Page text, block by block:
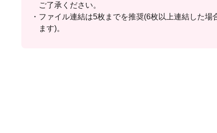
ご了承ください。
ファイル連結は5枚までを推奨(6枚以上連結した
ます)。